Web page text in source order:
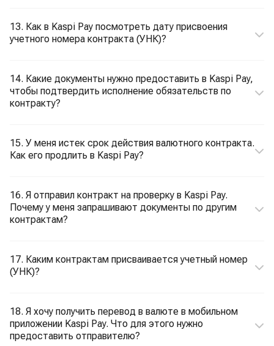
13. Как в Kaspi Pay посмотреть дату присвоения
учетного номера контракта (УНК)?
14. Какие документы нужно предоставить в Kaspi Pay,
чтобы подтвердить исполнение обязательств по
контракту?
15. У меня истек срок действия валютного контракта.
Как его продлить в Kaspi Pay?
16. Я отправил контракт на проверку в Kaspi Pay.
Почему у меня запрашивают документы по другим
контрактам?
17. Каким контрактам присваивается учетный номер
(УНК)?
18. Я хочу получить перевод в валюте в мобильном
приложении Kaspi Pay. Что для этого нужно
предоставить отправителю?